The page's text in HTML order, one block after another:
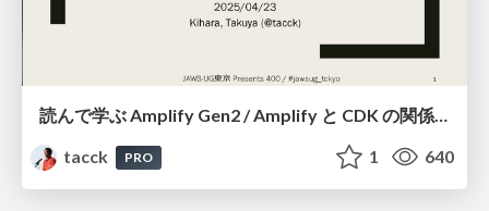
読んで学ぶ Amplify Gen2 / Amplify と CDK の関係を紐解く #jawsug_tokyo
tacck
PRO 1 640